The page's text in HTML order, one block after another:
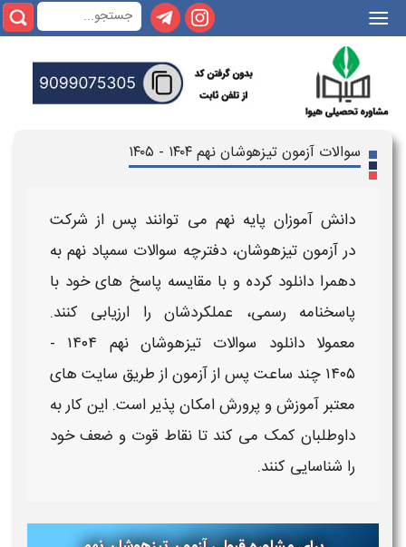
|||
سوالات آزمون تیزهوشان نهم ۱۴۰۴ - ۱۴۰۵
دانش آموزانپایه نهم می توانند پس از شرکت
درآزمون تیزهوشان،دفترچه سوالات سمپاد نهم به
دهمرا دانلود کرده و با مقایسه پاسخ های خود با
پاسخنامه رسمی، عملکردشان را ارزیابی کنند.
معمولا
دانلود سوالات تیزهوشان نهم ۱۴۰۴ -
۱۴۰۵ چند ساعت پس ازآزموناز طریق سایت های
معتبر آموزش و پرورش امکان پذیر است. این کار به
داوطلبان کمک می کند تا نقاط قوت و ضعف خود
را شناسایی کنند.